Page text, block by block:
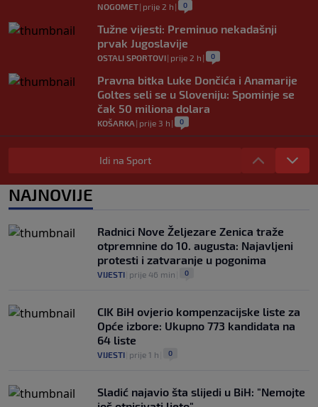
NOGOMET| prije 2 h | 0
Tužne vijesti: Preminuo nekadašnji
prvak Jugoslavije
OSTALI SPORTOVI| prije 2 h | 0
Pravna bitka Luke Dončića i Anamarije
Goltes seli se u Sloveniju: Spominje se
čak 50 miliona dolara
KOŠARKA | prije 3 h | 0
Danas počinje nova sezona šampionata
BiH: Željezničar protiv novajlije na
0
javnu podršku jednog nogometnog
saveza, ali i jednu kritiku
NOGOMET 0
Idi na Sport
NAJNOVIJE
Radnici Nove Željezare Zenica traže
otpremnine do 10. augusta: Najavljeni
protesti i zatvaranje u pogonima
VIJESTI prije 46 min 0
CIK BiH ovjerio kompenzacijske liste za
Opće izbore: Ukupno 773 kandidata na
64 liste
VIJESTI prije 1 h 0
Sladić najavio šta slijedi u BiH: "Nemojte